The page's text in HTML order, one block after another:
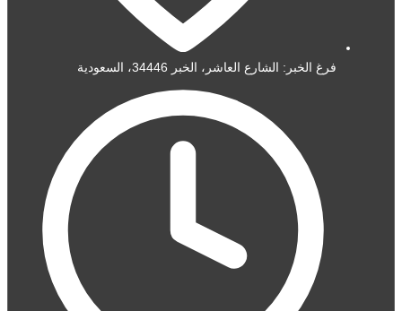
فرغ الخبر: الشارع العاشر، الخبر 34446، السعودية